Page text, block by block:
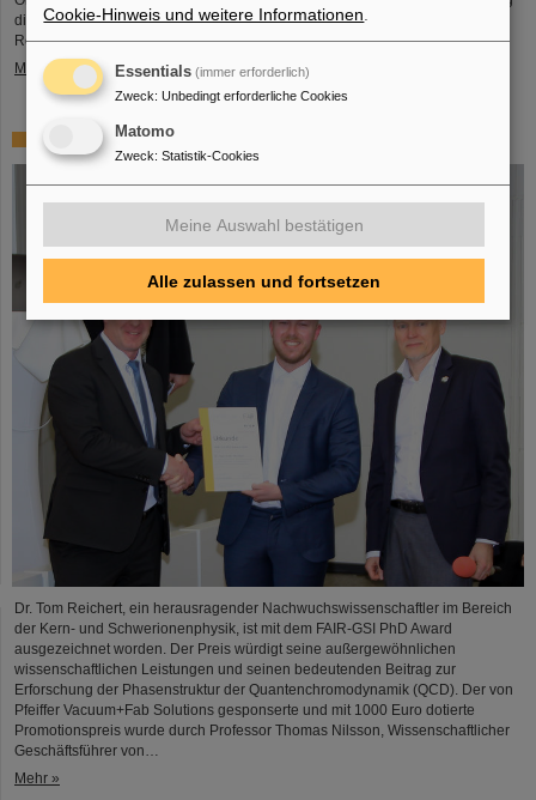
dieser hohen Auszeichnung fand durch den Präsidenten der Slowakischen
Republik, Peter Pellegrini, in Bratislava statt.
Mehr »
FAIR-GSI-Promotionspreis für Dr. Tom Reichert
Dr. Tom Reichert, ein herausragender Nachwuchswissenschaftler im Bereich
der Kern- und Schwerionenphysik, ist mit dem FAIR-GSI PhD Award
ausgezeichnet worden. Der Preis würdigt seine außergewöhnlichen
wissenschaftlichen Leistungen und seinen bedeutenden Beitrag zur
Erforschung der Phasenstruktur der Quantenchromodynamik (QCD). Der von
Pfeiffer Vacuum+Fab Solutions gesponserte und mit 1000 Euro dotierte
Promotionspreis wurde durch Professor Thomas Nilsson, Wissenschaftlicher
Geschäftsführer von…
Mehr »
Cookie-Hinweis und weitere Informationen
Essentials (immer erforderlich)
Zweck: Unbedingt erforderliche Cookies
Matomo
Zweck: Statistik-Cookies
Meine Auswahl bestätigen
Alle zulassen und fortsetzen